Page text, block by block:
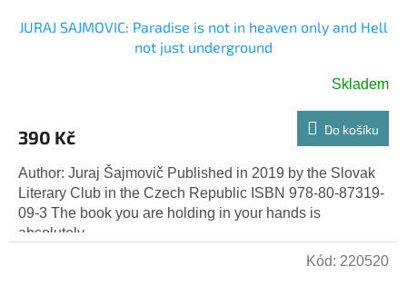
JURAJ SAJMOVIC: Paradise is not in heaven only and Hell
not just underground
Skladem
390 Kč Do košíku
Author: Juraj Šajmovič Published in 2019 by the Slovak
Literary Club in the Czech Republic ISBN 978-80-87319-
09-3 The book you are holding in your hands is
absolutely...
Kód: 220520